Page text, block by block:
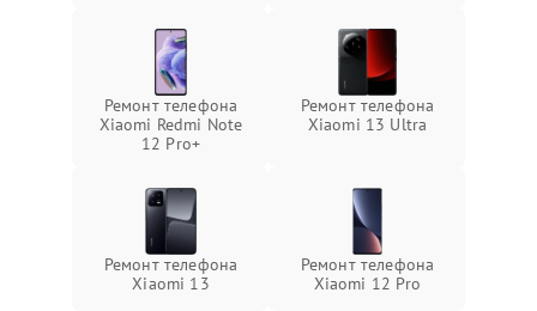
Ремонт телефона
Xiaomi Redmi Note
12 Pro+
Ремонт телефона
Xiaomi 13 Ultra
Ремонт телефона
Xiaomi 13
Ремонт телефона
Xiaomi 12 Pro